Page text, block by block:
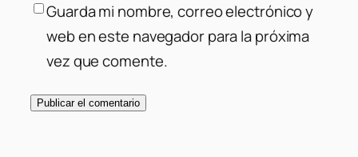
Guarda mi nombre, correo electrónico y
web en este navegador para la próxima
vez que comente.